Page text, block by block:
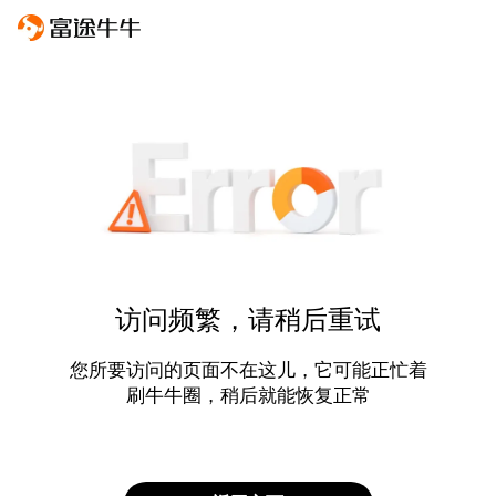
访问频繁，请稍后重试
您所要访问的页面不在这儿，它可能正忙着
刷牛牛圈，稍后就能恢复正常